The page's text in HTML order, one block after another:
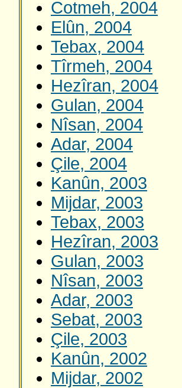
Cotmeh, 2004
Elûn, 2004
Tebax, 2004
Tîrmeh, 2004
Hezîran, 2004
Gulan, 2004
Nîsan, 2004
Adar, 2004
Çile, 2004
Kanûn, 2003
Mijdar, 2003
Tebax, 2003
Hezîran, 2003
Gulan, 2003
Nîsan, 2003
Adar, 2003
Sebat, 2003
Çile, 2003
Kanûn, 2002
Mijdar, 2002